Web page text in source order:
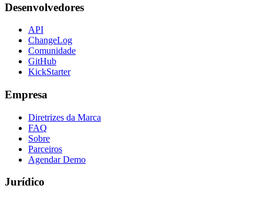
Desenvolvedores
API
ChangeLog
Comunidade
GitHub
KickStarter
Empresa
Diretrizes da Marca
FAQ
Sobre
Parceiros
Agendar Demo
Jurídico